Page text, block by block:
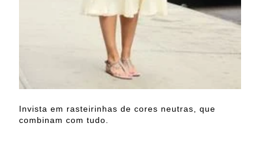
Invista em rasteirinhas de cores neutras, que
combinam com tudo.